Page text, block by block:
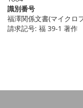
識別番号
福澤関係文書(マイクロ
請求記号: 福 39-1 著作